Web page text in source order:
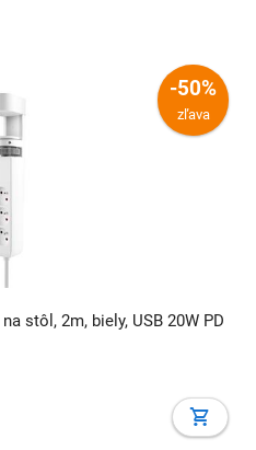
-50%
zľava
stôl, 2m, biely, USB 20W PD